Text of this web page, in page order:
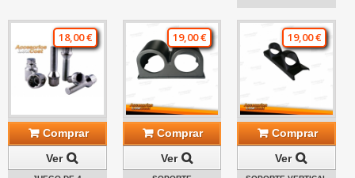
18,00 €
Comprar
Ver
19,00 €
Comprar
Ver
19,00 €
Comprar
Ver